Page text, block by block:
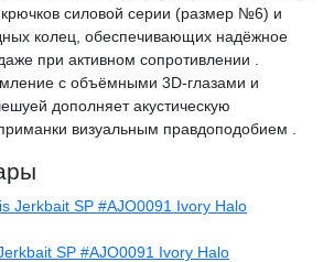
силовой серии (размер №6) и
колец, обеспечивающих надёжное
при активном сопротивлении .
с объёмными 3D-глазами и
дополняет акустическую
визуальным правдоподобием .
SP #AJO0091 Ivory Halo